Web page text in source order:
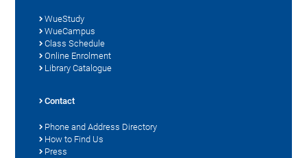
WueStudy
WueCampus
Class Schedule
Online Enrolment
Library Catalogue
Contact
Phone and Address Directory
How to Find Us
Press